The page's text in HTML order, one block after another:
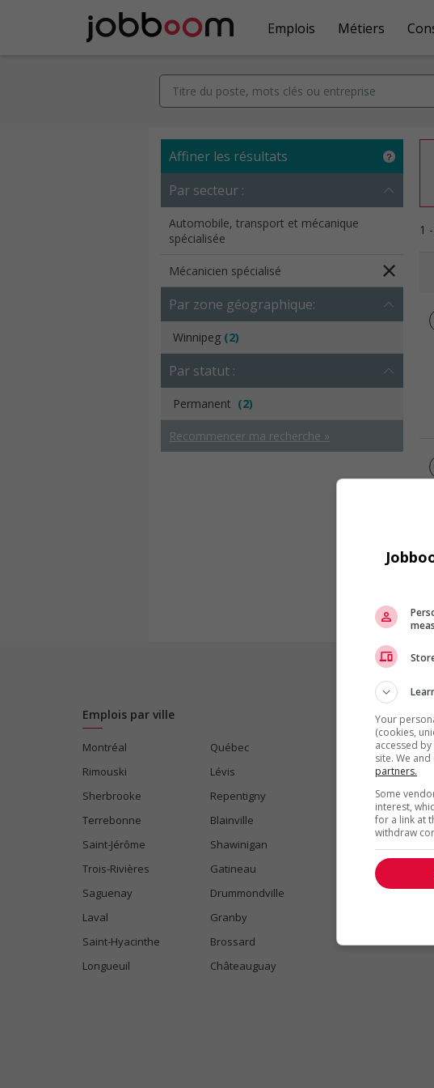
Emplois Métiers
Affiner les résultats
Par secteur :
Automobile, transport et mécanique
spécialisée
Mécanicien spécialisé
Par zone géographique:
Winnipeg (2)
Par statut :
Permanent (2)
Recommencer ma recherche »
1
1
Emplois par ville
Montréal
Québec
Rimouski
Lévis
Sherbrooke
Repentigny
Terrebonne
Blainville
Saint-Jérôme
Shawinigan
Trois-Rivières
Gatineau
Saguenay
Drummondville
Laval
Granby
Saint-Hyacinthe
Brossard
Longueuil
Châteauguay
Arts et
Cadres
Droit
Your
(cookies,
accessed
site. We
partners.
Some
interest,
for a link at
withdraw